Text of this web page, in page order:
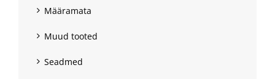
Määramata
Muud tooted
Seadmed